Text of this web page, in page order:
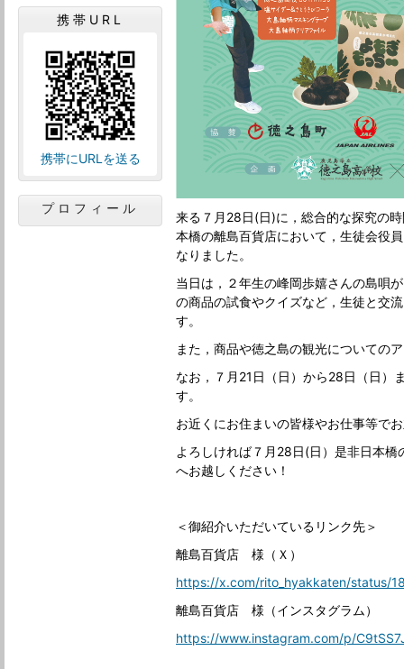
来る７月28日(日)に，総合的な探究の
本橋の離島百貨店において，生徒会役
なりました。
当日は，２年生の峰岡歩嬉さんの島唄
の商品の試食やクイズなど，生徒と交
す。
また，商品や徳之島の観光についての
なお，７月21日（日）から28日（日）
す。
お近くにお住まいの皆様やお仕事等で
よろしければ７月28日(日）是非日本
へお越しください！
＜御紹介いただいているリンク先＞
離島百貨店 様（Ｘ）
https://x.com/rito_hyakkaten/status/
離島百貨店 様（インスタグラム）
https://www.instagram.com/p/
携帯URL
携帯にURLを送る
プロフィール